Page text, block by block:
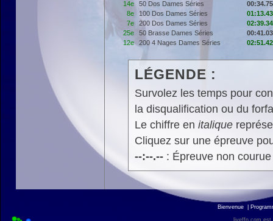
14e
50 Dos Dames Séries
00:34.75
8e
100 Dos Dames Séries
01:13.43
7e
200 Dos Dames Séries
02:39.34
25e
50 Brasse Dames Séries
00:41.03
12e
200 4 Nages Dames Séries 02:51.42
LÉGENDE :
Survolez les temps pour
la disqualification ou du
Le chiffre en italique
Cliquez sur une épreuve
--:--.--: Épreuve non
Bienvenue
liveffn.com est